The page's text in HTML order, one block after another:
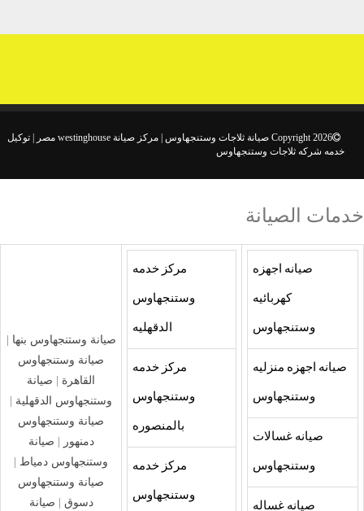
Copyright 2026 صيانة ثلاجات وستنجهاوس | مركز صيانة westinghouse مصر | توكيل
خدمه شركه ثلاجات وستنجهاوس
خدمات الصيانة
صيانه اجهزه
كهربائيه
وستنجهاوس
صيانه اجهزه منزليه
وستنجهاوس
صيانه غسالات
وستنجهاوس
صيانه غساله
مركز خدمه
وستنجهاوس
الدقهليه
مركز خدمه
وستنجهاوس
بالمنصوره
مركز خدمه
وستنجهاوس
صيانة وستنجهاوس بنها
صيانة وستنجهاوس
القاهرة
صيانة
وستنجهاوس الدقهلية
صيانة وستنجهاوس
دمنهور
صيانة
وستنجهاوس دمياط
صيانة وستنجهاوس
دسوق
صيانة